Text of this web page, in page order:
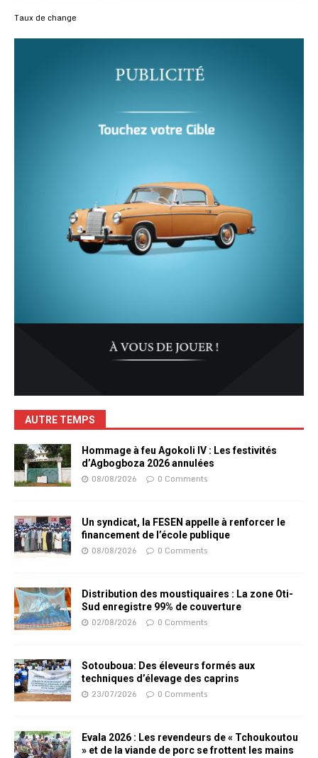
Taux de change
AUTRE TEMPS
Hommage à feu Agokoli IV : Les festivités
d’Agbogboza 2026 annulées
08/08/2026 0 Comments
Un syndicat, la FESEN appelle à renforcer le
financement de l’école publique
08/08/2026 0 Comments
Distribution des moustiquaires : La zone Oti-
Sud enregistre 99% de couverture
02/08/2026 0 Comments
Sotouboua: Des éleveurs formés aux
techniques d’élevage des caprins
23/07/2026 0 Comments
Evala 2026 : Les revendeurs de « Tchoukoutou
» et de la viande de porc se frottent les mains